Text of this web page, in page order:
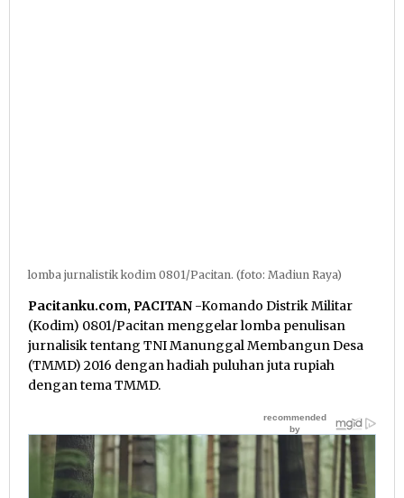
lomba jurnalistik kodim 0801/Pacitan. (foto: Madiun Raya)
Pacitanku.com, PACITAN -Komando Distrik Militar
(Kodim) 0801/Pacitan menggelar lomba penulisan
jurnalisik tentang TNI Manunggal Membangun Desa
(TMMD) 2016 dengan hadiah puluhan juta rupiah
dengan tema TMMD.